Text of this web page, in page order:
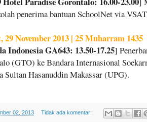
penerima bantuan SchoolNet via
29 November 2013 | 25 Muharram 1435
Indonesia GA643: 13.50-17.25]
(GTO) ke Bandara Internasional
Sultan Hasanuddin Makassar (UPG).
02, 2013 Tidak ada komentar: